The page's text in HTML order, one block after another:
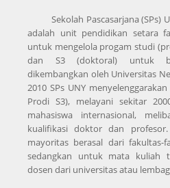
Sekolah Pascasarjana (SPs)
adalah unit pendidikan setara
untuk mengelola progam studi
dan S3 (doktoral) untuk
dikembangkan oleh Universitas
2010 SPs UNY
Prodi S3), melayani sekitar
mahasiswa internasional,
kualifikasi doktor dan
mayoritas berasal dari fakultas-
sedangkan untuk mata kuliah
dosen dari universitas atau